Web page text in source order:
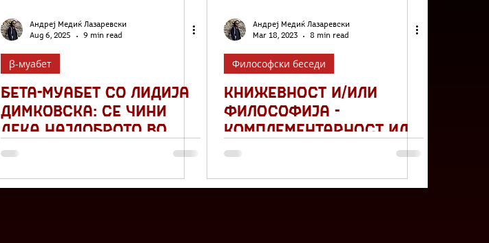
Андреј Медиќ Лазаревски
Aug 6, 2025
9 min read
β-муабет
Бета-муабет со Лидија
Димковска: Се чини
дека најдоброто во
македонската
пишуваат повеќемина
Андреј Медиќ Лазаревски
Mar 18, 2023
8 min read
Философски беседи
Книжевност и/или
философија -
комплементарност или
контрарност!?